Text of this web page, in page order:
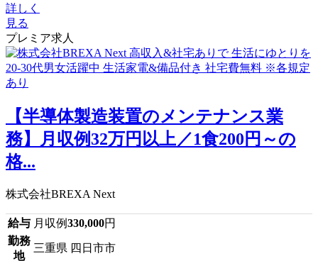
詳しく
見る
プレミア求人
【半導体製造装置のメンテナンス業
務】月収例32万円以上／1食200円～の
格...
株式会社BREXA Next
給与 月収例330,000円
勤務
地
三重県 四日市市